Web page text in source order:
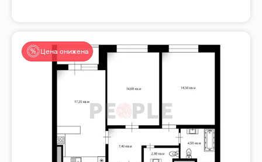
Цена снижена